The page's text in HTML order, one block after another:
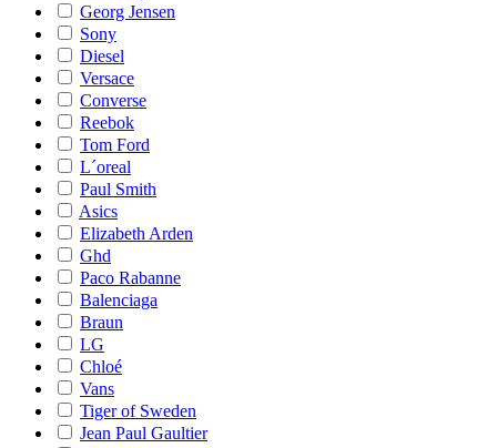
Georg Jensen
Sony
Diesel
Versace
Converse
Reebok
Tom Ford
L´oreal
Paul Smith
Asics
Elizabeth Arden
Ghd
Paco Rabanne
Balenciaga
Braun
LG
Chloé
Vans
Tiger of Sweden
Jean Paul Gaultier